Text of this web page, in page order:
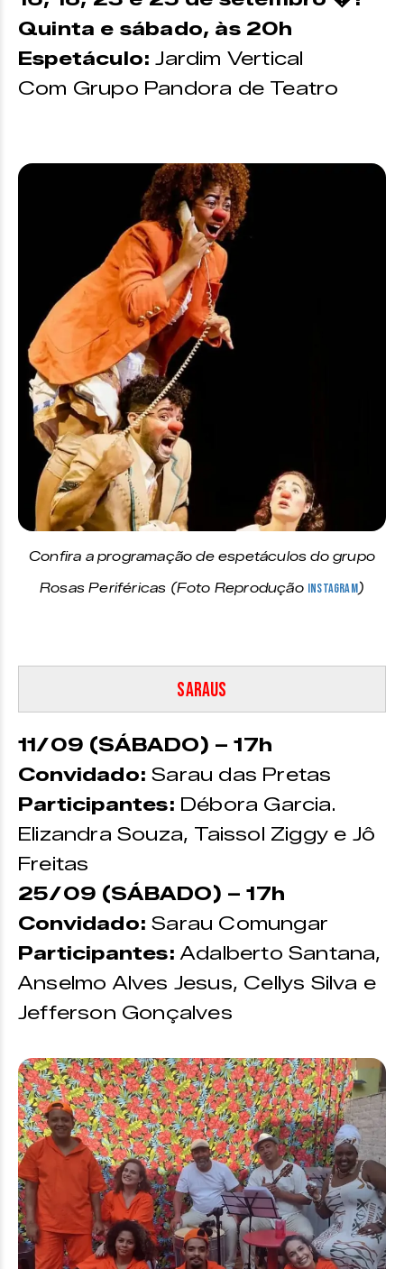
Quinta e sábado, às 20h
Espetáculo:Jardim Vertical
Com Grupo Pandora de Teatro
Confira a programação de espetáculos do grupo
Rosas Periféricas (Foto Reprodução Instagram)
Saraus
11/09 (SÁBADO) – 17h
Convidado: Sarau das Pretas
Participantes: Débora Garcia.
Elizandra Souza, Taissol Ziggy e Jô
Freitas
25/09 (SÁBADO) – 17h
Convidado: Sarau Comungar
Participantes: Adalberto Santana,
Anselmo Alves Jesus, Cellys Silva e
Jefferson Gonçalves